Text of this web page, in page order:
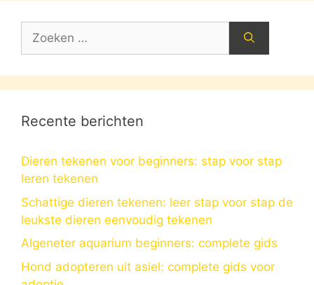
Zoek
Recente berichten
Dieren tekenen voor beginners: stap voor stap
leren tekenen
Schattige dieren tekenen: leer stap voor stap de
leukste dieren eenvoudig tekenen
Algeneter aquarium beginners: complete gids
Hond adopteren uit asiel: complete gids voor